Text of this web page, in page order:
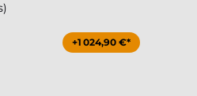
+1 024,90 €*